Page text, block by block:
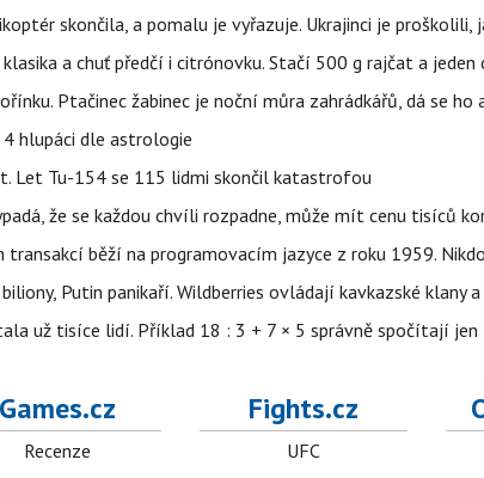
skončila, a pomalu je vyřazuje. Ukrajinci je proškolili,
a chuť předčí i citrónovku. Stačí 500 g rajčat a jeden
Ptačinec žabinec je noční můra zahrádkářů, dá se ho
hlupáci dle astrologie
Let Tu-154 se 115 lidmi skončil katastrofou
že se každou chvíli rozpadne, může mít cenu tisíců
transakcí běží na programovacím jazyce z roku 1959.
Putin panikaří. Wildberries ovládají kavkazské klany
už tisíce lidí. Příklad 18 : 3 + 7 × 5 správně spočítají
Games.cz
Recenze
Fights.cz
UFC